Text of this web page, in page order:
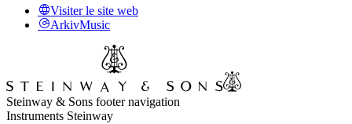
Visiter le site web
ArkivMusic
Steinway & Sons footer navigation
Instruments Steinway